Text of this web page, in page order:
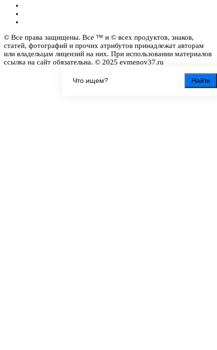
Найти
© Все права защищены. Все ™ и © всех продуктов, знаков,
статей, фотографий и прочих атрибутов принадлежат авторам
или владельцам лицензий на них. При использовании материалов
ссылка на сайт обязательна. © 2025 evmenov37.ru